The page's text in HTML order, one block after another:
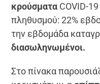
κρούσματα COVID-
πληθυσμού: 22%
την εβδομάδα
διασωληνωμένοι.
Στο πίνακα